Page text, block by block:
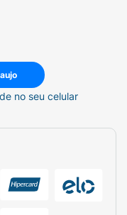
no seu celular